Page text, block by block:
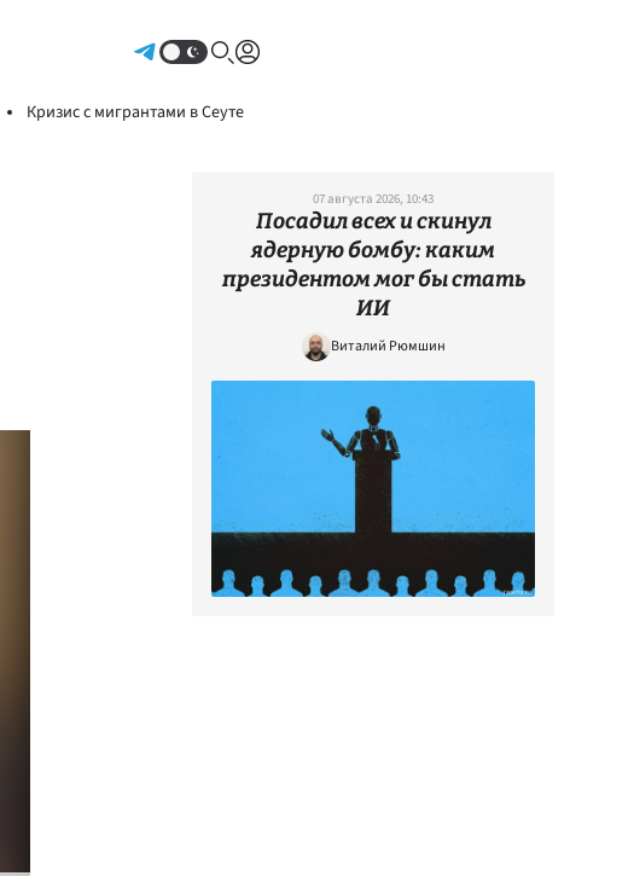
Кризис с мигрантами в Сеуте
07 августа 2026, 10:43
Посадил всех и скинул
ядерную бомбу: каким
президентом мог бы стать
ИИ
Виталий Рюмшин